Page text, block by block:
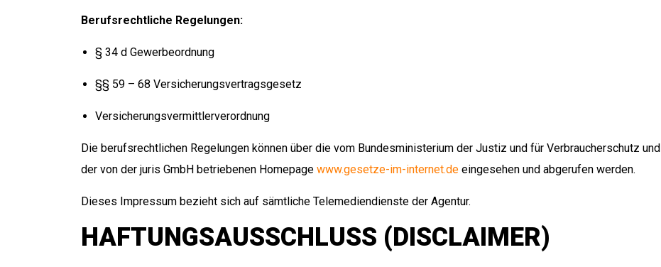
Berufsrechtliche Regelungen:
§ 34 d Gewerbeordnung
§§ 59 – 68 Versicherungsvertragsgesetz
Versicherungsvermittlerverordnung
Die berufsrechtlichen Regelungen können über die vom Bundesministerium der Justiz und für Verbraucherschutz und
der von der juris GmbH betriebenen Homepage www.gesetze-im-internet.de eingesehen und abgerufen werden.
Dieses Impressum bezieht sich auf sämtliche Telemediendienste der Agentur.
HAFTUNGSAUSSCHLUSS (DISCLAIMER)